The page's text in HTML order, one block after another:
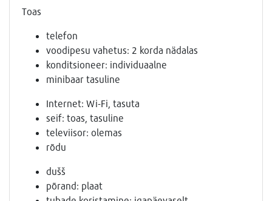
Toas
telefon
voodipesu vahetus: 2 korda nädalas
konditsioneer: individuaalne
minibaar tasuline
Internet: Wi-Fi, tasuta
seif: toas, tasuline
televiisor: olemas
rõdu
dušš
põrand: plaat